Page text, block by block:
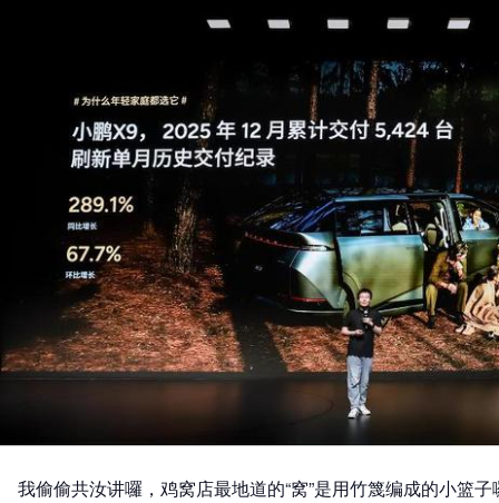
我偷偷共汝讲囉，鸡窝店最地道的“窝”是用竹篾编成的小篮